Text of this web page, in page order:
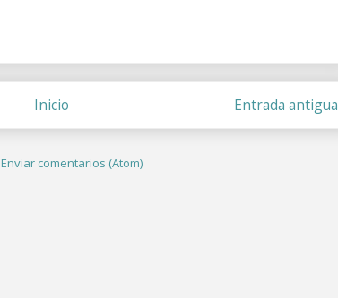
Entrada antigua
Inicio
Enviar comentarios (Atom)